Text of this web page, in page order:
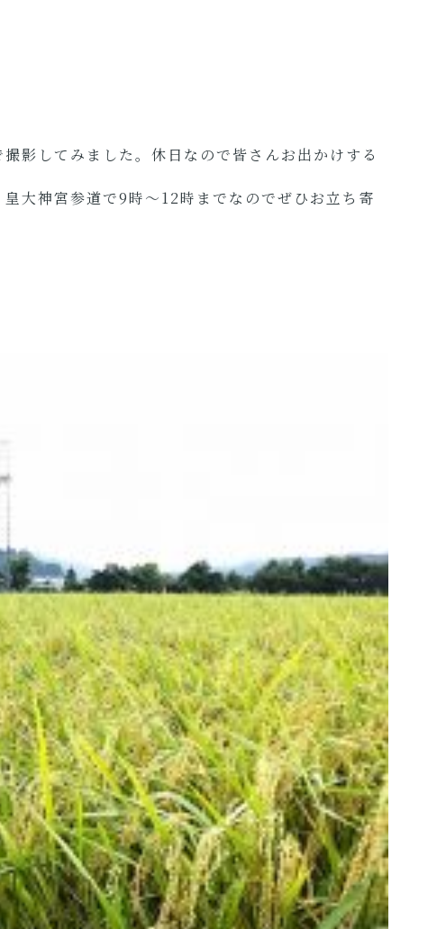
影してみました。休日なので皆さんお出かけする
大神宮参道で9時～12時までなのでぜひお立ち寄